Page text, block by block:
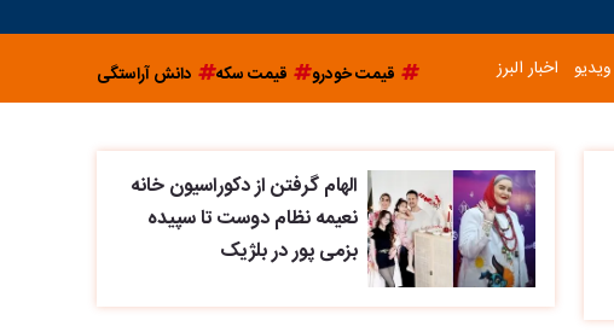
ویدیو اخبار البرز قیمت خودرو قیمت سکه دانش آراستگی
الهام گرفتن از دکوراسیون خانه
نعیمه نظام دوست تا سپیده
بزمی پور در بلژیک